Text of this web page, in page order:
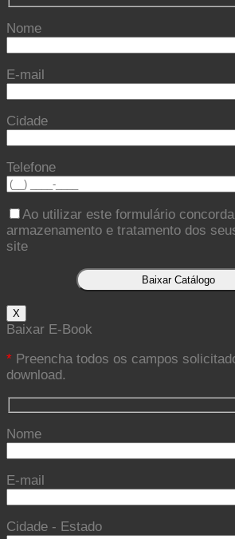
Nome
E-mail
Cidade
Telefone
Ao utilizar este formulário
armazenamento e tratamento dos
site
X
Baixar E-Book
* Preencha todos os campos
download.
Nome
E-mail
Cidade - Estado